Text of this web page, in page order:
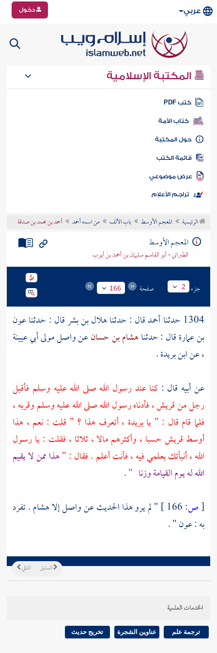
عربي دخول
المكتبة الإسلامية
كتب PDF
كتاب الأمة
المكتبة
الكتب
موضوعي
تراجم الأعلام
الرئيسية المعجم الأوسط باب الألف من اسمه أحمد أحمد بن محمد بن صدقة
المعجم الأوسط
الطبراني - أبو القاسم سليمان بن أحمد بن أيوب
جزء 2 صفحة 166
1304 حدثنا أحمدقال : حدثناهلال بن بشرقال : حدثناعون
بن عمارةقال : حدثناهشام بن حسانعنواصل مولى أبي عيينة
، عنابن بريدة .
عن أبيه قال : كنا عند رسول الله صلى الله عليه وسلم فأقبل
رجل منقريش، فأدناه رسول الله صلى الله عليه وسلم وقربه ،
فلما قام قال : " يابريدة ، أتعرف هذا ؟ " قلت : نعم ، هذا
أوسط قريشحسبا ، وأكثرهم مالا ، ثلاثا ، فقلت : يا رسول
الله ، أنبأتك بعلمي فيه ، فأنت أعلم . فقال : "هذا ممن لا يقيم
الله له يوم القيامة وزنا "
.
[ص: " لم يرو هذا الحديث عنواصلإلاهشام. تفرد
به :عون" .
التالي السابق
الخدمات العلمية
ترجمة علم عناوين الشجرة تخريج حديث